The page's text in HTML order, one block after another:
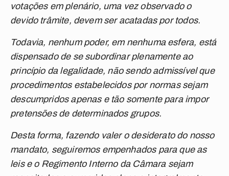
votações em plenário, uma vez observado o
devido trâmite, devem ser acatadas por todos.
Todavia, nenhum poder, em nenhuma esfera, está
dispensado de se subordinar plenamente ao
princípio da legalidade, não sendo admissível que
procedimentos estabelecidos por normas sejam
descumpridos apenas e tão somente para impor
pretensões de determinados grupos.
Desta forma, fazendo valer o desiderato do nosso
mandato, seguiremos empenhados para que as
leis e o Regimento Interno da Câmara sejam